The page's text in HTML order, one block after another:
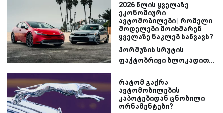
2026 წლის ყველაზე
ეკონომიური
ავტომობილები | რომელი
მოდელები მოიხმარენ
ყველაზე ნაკლებ საწვავს?
ჰორმუზის სრუტის
ფაქტობრივი ბლოკადით...
რატომ გაქრა
ავტომობილების
კაპოტებიდან ცნობილი
ორნამენტები?